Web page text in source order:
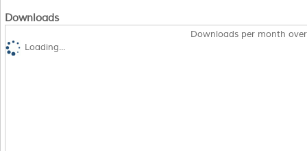
Downloads
Downloads per month
Loading...